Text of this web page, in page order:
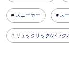
スニーカー ス
リュックサック(バック